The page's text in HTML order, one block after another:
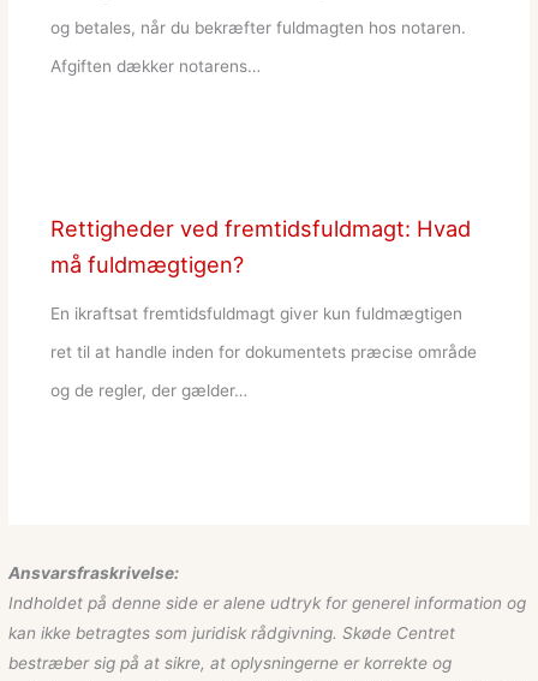
og betales, når du bekræfter fuldmagten hos notaren.
Afgiften dækker notarens…
Rettigheder ved fremtidsfuldmagt: Hvad
må fuldmægtigen?
En ikraftsat fremtidsfuldmagt giver kun fuldmægtigen
ret til at handle inden for dokumentets præcise område
og de regler, der gælder…
Ansvarsfraskrivelse:
Indholdet på denne side er alene udtryk for generel information og
kan ikke betragtes som juridisk rådgivning. Skøde Centret
bestræber sig på at sikre, at oplysningerne er korrekte og